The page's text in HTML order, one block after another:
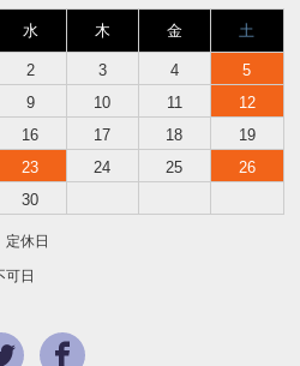
水 木 金 土
2 3 4
5
9 10 11
12
16 17 18
19
23 24 25
26
30
休日
日